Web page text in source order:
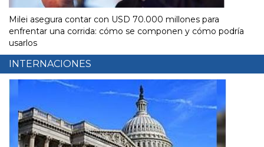
Milei asegura contar con USD 70.000 millones para
enfrentar una corrida: cómo se componen y cómo podría
usarlos
INTERNACIONES